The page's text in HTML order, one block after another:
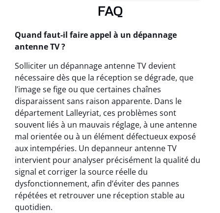
FAQ
Quand faut-il faire appel à un dépannage
antenne TV ?
Solliciter un dépannage antenne TV devient
nécessaire dès que la réception se dégrade, que
l’image se fige ou que certaines chaînes
disparaissent sans raison apparente. Dans le
département Lalleyriat, ces problèmes sont
souvent liés à un mauvais réglage, à une antenne
mal orientée ou à un élément défectueux exposé
aux intempéries. Un depanneur antenne TV
intervient pour analyser précisément la qualité du
signal et corriger la source réelle du
dysfonctionnement, afin d’éviter des pannes
répétées et retrouver une réception stable au
quotidien.